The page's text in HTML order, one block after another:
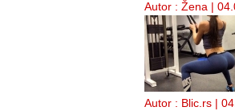
Autor : Žena |
Autor : Blic.rs |